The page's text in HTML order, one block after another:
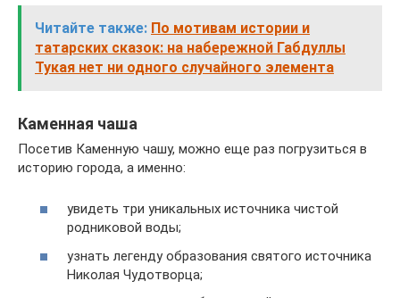
Читайте также: По мотивам истории и
татарских сказок: на набережной Габдуллы
Тукая нет ни одного случайного элемента
Каменная чаша
Посетив Каменную чашу, можно еще раз погрузиться в
историю города, а именно:
увидеть три уникальных источника чистой
родниковой воды;
узнать легенду образования святого источника
Николая Чудотворца;